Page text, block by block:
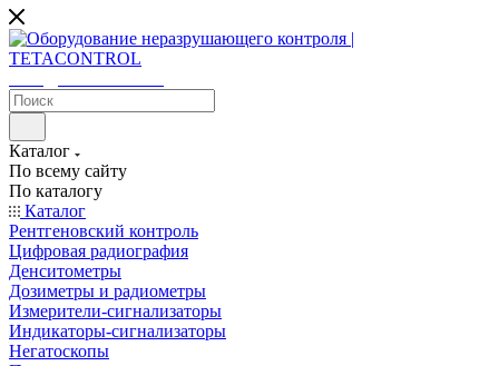
Каталог
По всему сайту
По каталогу
Каталог
Рентгеновский контроль
Цифровая радиография
Денситометры
Дозиметры и радиометры
Измерители-сигнализаторы
Индикаторы-сигнализаторы
Негатоскопы